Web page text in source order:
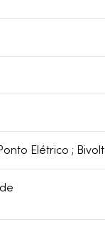
Elétrico ; Bivolt